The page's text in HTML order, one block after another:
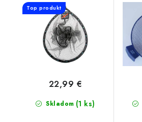
Top produkt
Skladom (1 ks)
22,99 €